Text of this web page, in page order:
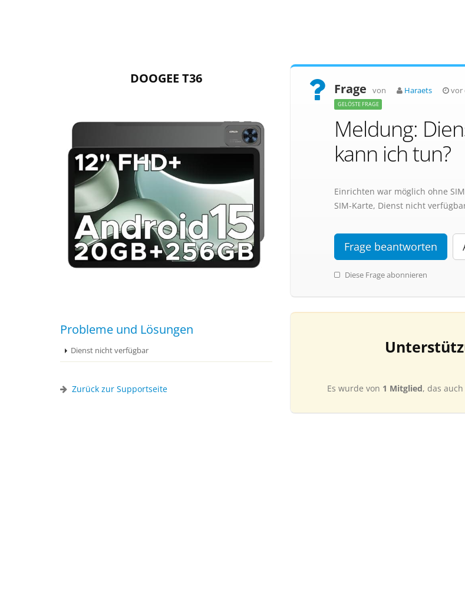
DOOGEE T36
Probleme und Lösungen
Dienst nicht verfügbar
Zurück zur Supportseite
Frage von Haraets vor
GELÖSTE FRAGE
Meldung:
kann ich tun?
Einrichten war möglich ohne
SIM-Karte, Dienst nicht
Frage beantworten
Diese Frage abonnieren
Es wurde von 1 Mitglied, das